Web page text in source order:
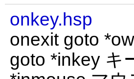
onkey.hsp
onexit goto
goto *inkey キ